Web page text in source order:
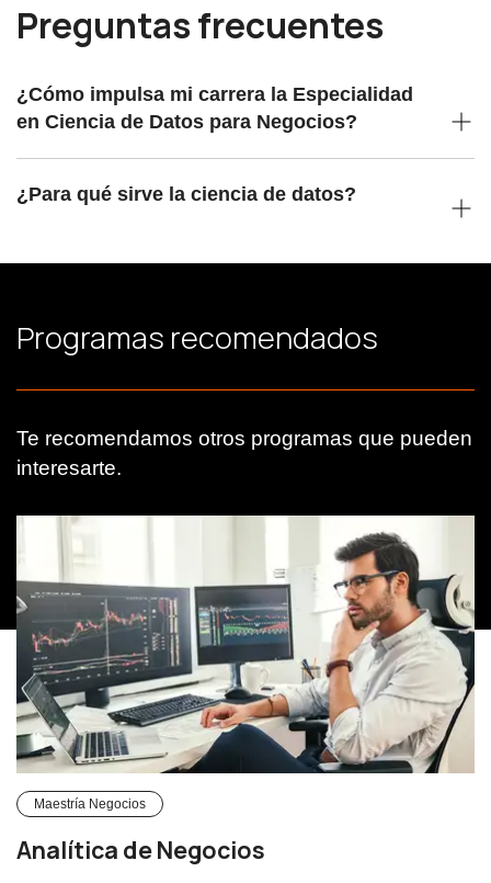
Preguntas frecuentes
¿Cómo impulsa mi carrera la Especialidad
en Ciencia de Datos para Negocios?
¿Para qué sirve la ciencia de datos?
Programas recomendados
Te recomendamos otros programas que pueden
interesarte.
Maestría Negocios
Analítica de Negocios